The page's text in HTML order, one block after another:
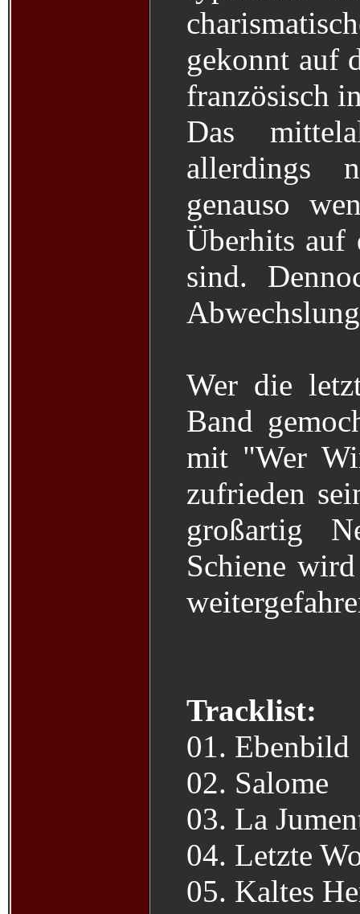
gekonnt auf
französisch
Das
allerdings
genauso
Überhits auf
sind.
Wer die
Band
mit "Wer
zufrieden
großartig
Schiene
Tracklist:
01. Ebenbild
02. Salome
03. La
04. Letzte
05. Kaltes